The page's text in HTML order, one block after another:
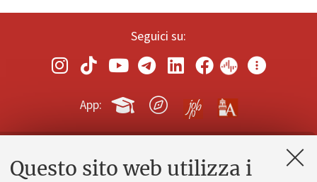
Questo sito web utilizza i
Seguici su:
App:
Contatti e PEC